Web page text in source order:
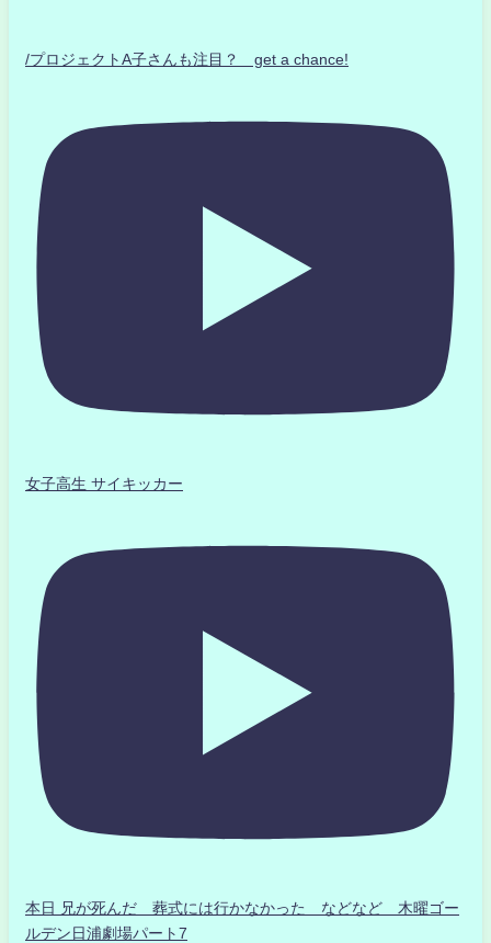
/プロジェクトA子さんも注目？ get a chance!
女子高生 サイキッカー
本日 兄が死んだ 葬式には行かなかった などなど 木曜ゴー
ルデン日浦劇場パート7